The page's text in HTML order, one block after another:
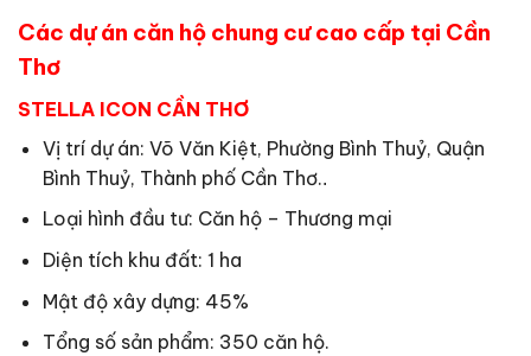
Các dự án căn hộ chung cư cao cấp tại Cần
Thơ
STELLA ICON CẦN THƠ
Vị trí dự án: Võ Văn Kiệt, Phường Bình Thuỷ, Quận
Bình Thuỷ, Thành phố Cần Thơ..
Loại hình đầu tư: Căn hộ – Thương mại
Diện tích khu đất: 1 ha
Mật độ xây dựng: 45%
Tổng số sản phẩm: 350 căn hộ.